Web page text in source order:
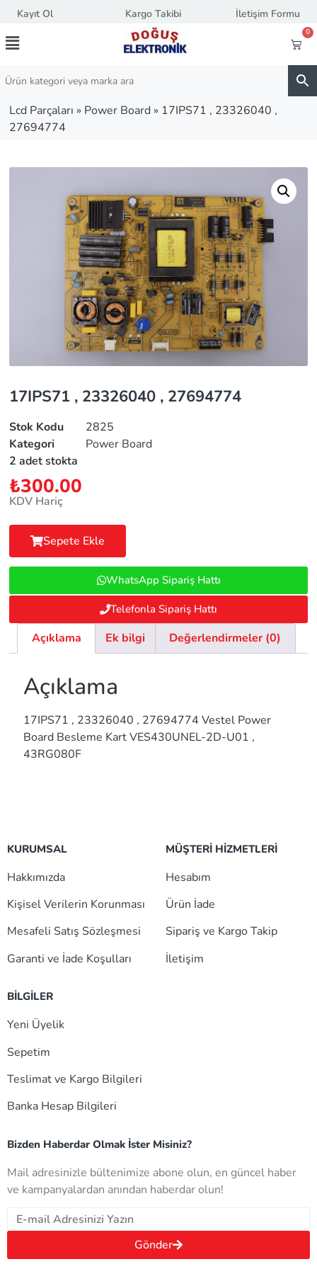
Kayıt Ol Kargo Takibi İletişim Formu
0
Lcd Parçaları » Power Board » 17IPS71 , 23326040 ,
27694774
17IPS71 , 23326040 , 27694774
Stok Kodu
2825
Kategori
Power Board
2 adet stokta
₺300.00
KDV Hariç
Sepete Ekle
WhatsApp Sipariş Hattı
Telefonla Sipariş Hattı
Açıklama Ek bilgi Değerlendirmeler (0)
Açıklama
17IPS71 , 23326040 , 27694774 Vestel Power
Board Besleme Kart VES430UNEL-2D-U01 ,
43RG080F
KURUMSAL
Hakkımızda
Kişisel Verilerin Korunması
Mesafeli Satış Sözleşmesi
Garanti ve İade Koşulları
MÜŞTERİ HİZMETLERİ
Hesabım
Ürün İade
Sipariş ve Kargo Takip
İletişim
BİLGİLER
Yeni Üyelik
Sepetim
Teslimat ve Kargo Bilgileri
Banka Hesap Bilgileri
Bizden Haberdar Olmak İster Misiniz?
Mail adresinizle bültenimize abone olun, en güncel haber
ve kampanyalardan anından haberdar olun!
Gönder